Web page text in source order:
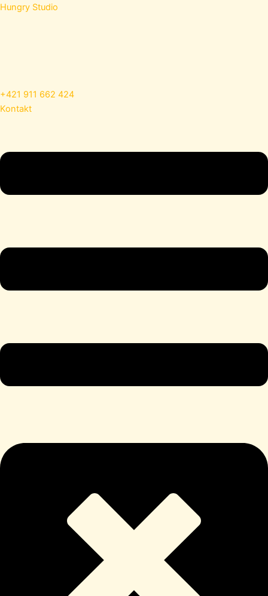
Preskočiť
Hungry Studio
+421 911 662 424
Kontakt